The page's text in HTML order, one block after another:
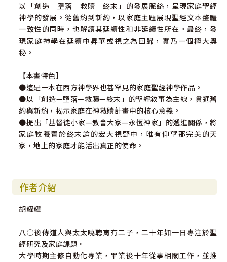
以「創造―墮落―救贖―終末」的發展脈絡，呈現家庭聖經
神學的發展。從舊約到新約，以家庭主題展現聖經文本整體
一致性的同時，也解讀其延續性和非延續性所在。最終，發
現家庭神學在延續中昇華或視之為回歸，實乃一個極大奧
秘。
【本書特色】
●這是一本在西方神學界也甚罕見的家庭聖經神學作品。
●以「創造—墮落—救贖—終末」的聖經敘事為主線，貫通舊
約與新約，揭示家庭在神救贖計畫中的核心意義。
●提出「基督徒小家—教會大家—永恆神家」的遞進關係，將
家庭牧養置於終末論的宏大視野中，唯有仰望那完美的天
家，地上的家庭才能活出真正的使命。
作者介紹
胡耀耀
八○後傳道人與太太曉聰育有二子，二十年如一日專注於聖
經研究及家庭課題。
大學時期主修自動化專業，畢業後十年從事相關工作，並推